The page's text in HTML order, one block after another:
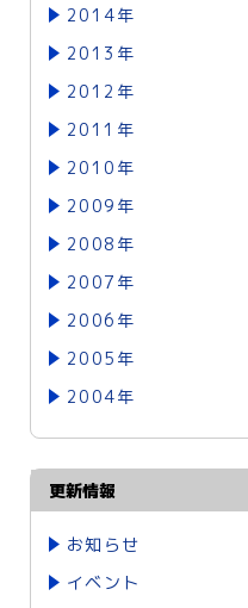
2014年
2013年
2012年
2011年
2010年
2009年
2008年
2007年
2006年
2005年
2004年
更新情報
お知らせ
イベント